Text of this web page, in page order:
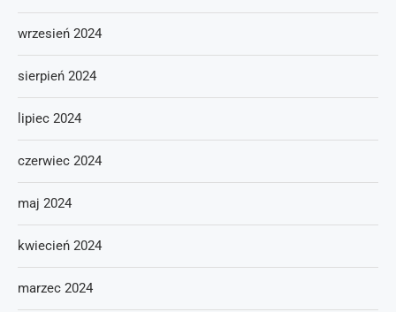
wrzesień 2024
sierpień 2024
lipiec 2024
czerwiec 2024
maj 2024
kwiecień 2024
marzec 2024